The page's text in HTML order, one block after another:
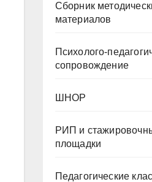
Сборник
материалов
Психолого-
сопровождение
ШНОР
РИП и
площадки
Педагогические